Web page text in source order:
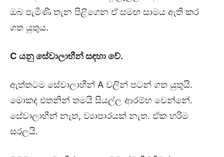
ඔබ පැමිණි තැන පිළිගෙන ඒ සමඟ සාමය ඇති කර
ගත යුතුය.
C යනු සේවාලාභීන් සඳහා වේ.
ඇත්තටම සේවාලාභීන් A වලින් පටන් ගත යුතුයි.
මොකද එතනින් තමයි සියල්ල ආරම්භ වෙන්නේ.
සේවාලාභීන් නැත, ව්‍යාපාරයක් නැත. ඒක හරිම
සරලයි.